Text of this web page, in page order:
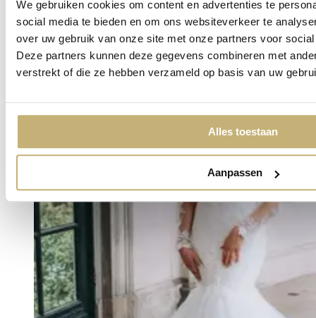
We gebruiken cookies om content en advertenties te
social media te bieden en om ons websiteverkeer te
over uw gebruik van onze site met onze partners voor
Deze partners kunnen deze gegevens combineren met
verstrekt of die ze hebben verzameld op basis van uw
Alles toestaan
Aanpassen